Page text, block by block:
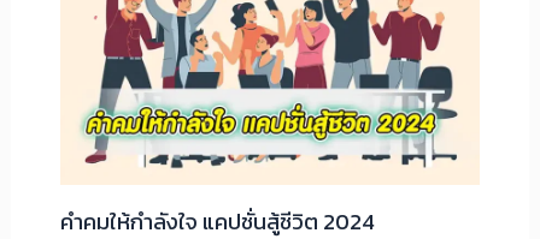
คำคมให้กำลังใจ แคปชั่นสู้ชีวิต 2024